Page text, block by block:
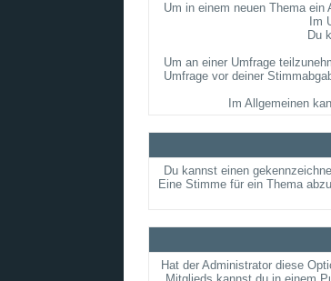
Um in einem neuen Thema
Im
Du
Um an einer Umfrage
Umfrage vor deiner
Im Allgemeinen
Du kannst einen
Eine Stimme für ein Thema
Hat der Administrator diese